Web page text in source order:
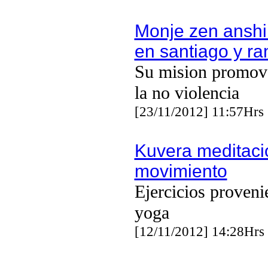
Monje zen
en santiago y
Su mision
la no violencia
[23/11/2012] 11:57Hrs
Kuvera
movimiento
Ejercicios
yoga
[12/11/2012] 14:28Hrs